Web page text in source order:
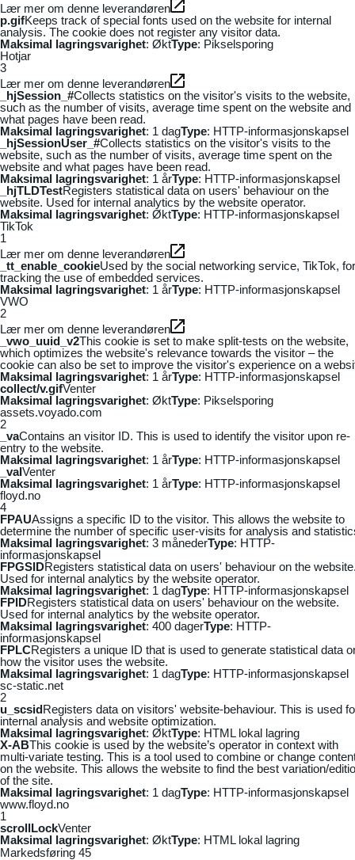
Lær mer om denne leverandøren
p.gifKeeps track of special fonts used on the website for internal
analysis. The cookie does not register any visitor data.
Maksimal lagringsvarighet: ØktType: Pikselsporing
Hotjar
3
Lær mer om denne leverandøren
_hjSession_#Collects statistics on the visitor's visits to the website,
such as the number of visits, average time spent on the website and
what pages have been read.
Maksimal lagringsvarighet: 1 dagType: HTTP-informasjonskapsel
_hjSessionUser_#Collects statistics on the visitor's visits to the
website, such as the number of visits, average time spent on the
website and what pages have been read.
Maksimal lagringsvarighet: 1 årType: HTTP-informasjonskapsel
_hjTLDTestRegisters statistical data on users' behaviour on the
website. Used for internal analytics by the website operator.
Maksimal lagringsvarighet: ØktType: HTTP-informasjonskapsel
TikTok
1
Lær mer om denne leverandøren
_tt_enable_cookieUsed by the social networking service, TikTok, for
tracking the use of embedded services.
Maksimal lagringsvarighet: 1 årType: HTTP-informasjonskapsel
VWO
2
Lær mer om denne leverandøren
_vwo_uuid_v2This cookie is set to make split-tests on the website,
which optimizes the website's relevance towards the visitor – the
cookie can also be set to improve the visitor's experience on a
Maksimal lagringsvarighet: 1 årType: HTTP-informasjonskapsel
collect/v.gifVenter
Maksimal lagringsvarighet: ØktType: Pikselsporing
assets.voyado.com
2
_vaContains an visitor ID. This is used to identify the visitor upon re-
entry to the website.
Maksimal lagringsvarighet: 1 årType: HTTP-informasjonskapsel
_vaIVenter
Maksimal lagringsvarighet: 1 årType: HTTP-informasjonskapsel
floyd.no
4
FPAUAssigns a specific ID to the visitor. This allows the website to
determine the number of specific user-visits for analysis and
Maksimal lagringsvarighet: 3 månederType: HTTP-
informasjonskapsel
FPGSIDRegisters statistical data on users' behaviour on the
Used for internal analytics by the website operator.
Maksimal lagringsvarighet: 1 dagType: HTTP-informasjonskapsel
FPIDRegisters statistical data on users' behaviour on the website.
Used for internal analytics by the website operator.
Maksimal lagringsvarighet: 400 dagerType: HTTP-
informasjonskapsel
FPLCRegisters a unique ID that is used to generate statistical data
how the visitor uses the website.
Maksimal lagringsvarighet: 1 dagType: HTTP-informasjonskapsel
sc-static.net
2
u_scsidRegisters data on visitors' website-behaviour. This is used
internal analysis and website optimization.
Maksimal lagringsvarighet: ØktType: HTML lokal lagring
X-ABThis cookie is used by the website’s operator in context with
multi-variate testing. This is a tool used to combine or change
on the website. This allows the website to find the best variation/
of the site.
Maksimal lagringsvarighet: 1 dagType: HTTP-informasjonskapsel
www.floyd.no
1
scrollLockVenter
Maksimal lagringsvarighet: ØktType: HTML lokal lagring
Markedsføring 45